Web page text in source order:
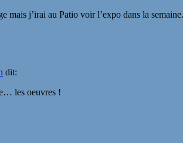
mais j’irai au Patio voir l’expo dans la
dit:
les oeuvres !